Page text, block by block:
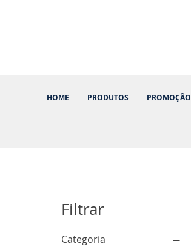
HOME PRODUTOS PROMOÇÃO
Filtrar
Categoria